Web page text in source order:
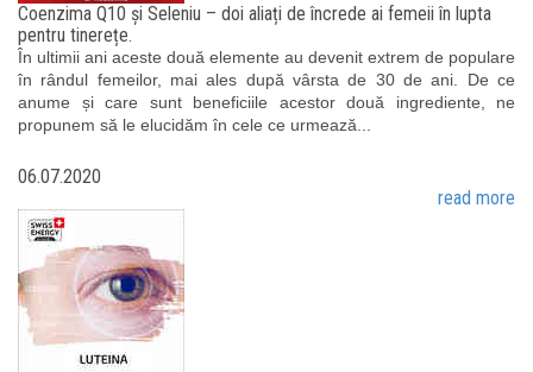
Coenzima Q10 și Seleniu – doi aliați de încrede ai femeii în lupta
pentru tinerețe.
În ultimii ani aceste două elemente au devenit extrem de populare
în rândul femeilor, mai ales după vârsta de 30 de ani. De ce
anume și care sunt beneficiile acestor două ingrediente, ne
propunem să le elucidăm în cele ce urmează...
06.07.2020
read more